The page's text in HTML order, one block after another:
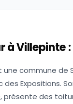
àVillepinte
commune de
des Expositions.
présente des